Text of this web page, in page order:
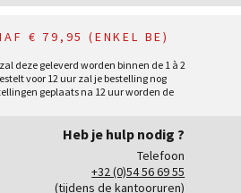
€ 79,95 (ENKEL BE)
deze geleverd worden binnen de 1 à 2
voor 12 uur zal je bestelling nog
geplaats na 12 uur worden de
Heb je hulp nodig ?
Telefoon
+32 (0)54 56 69 55
(tijdens de kantooruren)